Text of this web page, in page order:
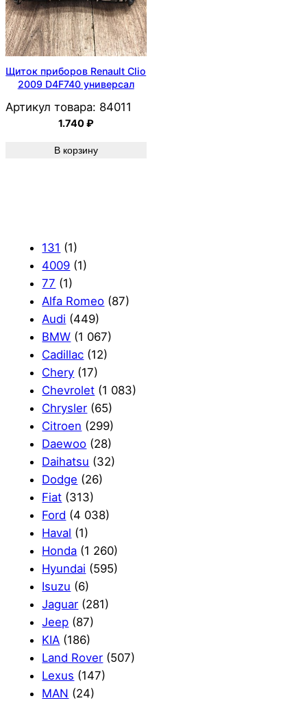
Щиток приборов Renault Clio
2009 D4F740 универсал
Артикул товара: 84011
1.740₽
В корзину
131 (1)
4009 (1)
77 (1)
Alfa Romeo (87)
Audi (449)
BMW (1 067)
Cadillac (12)
Chery (17)
Chevrolet (1 083)
Chrysler (65)
Citroen (299)
Daewoo (28)
Daihatsu (32)
Dodge (26)
Fiat (313)
Ford (4 038)
Haval (1)
Honda (1 260)
Hyundai (595)
Isuzu (6)
Jaguar (281)
Jeep (87)
KIA (186)
Land Rover (507)
Lexus (147)
MAN (24)